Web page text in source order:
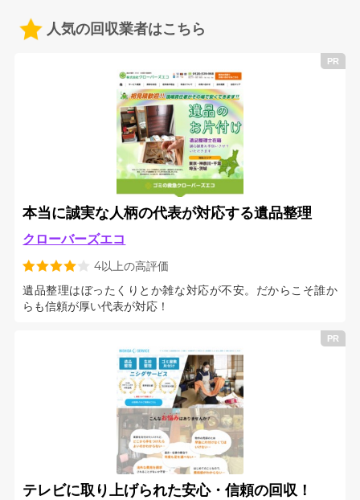
人気の回収業者はこちら
本当に誠実な人柄の代表が対応する遺品整理
クローバーズエコ
4以上の高評価
遺品整理はぼったくりとか雑な対応が不安。だからこそ誰か
らも信頼が厚い代表が対応！
テレビに取り上げられた安心・信頼の回収！